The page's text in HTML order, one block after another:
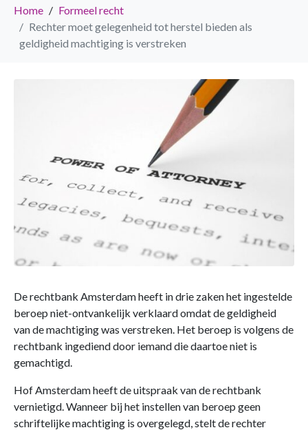
Home
Formeel recht
Rechter moet gelegenheid tot herstel bieden als
geldigheid machtiging is verstreken
De rechtbank Amsterdam heeft in drie zaken het ingestelde
beroep niet-ontvankelijk verklaard omdat de geldigheid
van de machtiging was verstreken. Het beroep is volgens de
rechtbank ingediend door iemand die daartoe niet is
gemachtigd.
Hof Amsterdam heeft de uitspraak van de rechtbank
vernietigd. Wanneer bij het instellen van beroep geen
schriftelijke machtiging is overgelegd, stelt de rechter